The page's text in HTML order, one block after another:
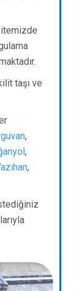
taşı ve
,
,
,